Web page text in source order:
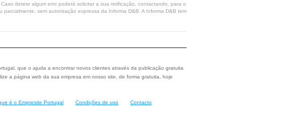
detete algum erro poderá solicitar a sua retificação, contactando, para o
sem autorização expressa da Informa D&B. A Informa D&B tem
que o ajuda a encontrar novos clientes através da publicação gratuita
a página web da sua empresa em nosso site, de forma gratuita, hoje
é o Empresite Portugal Condições de uso Contacto